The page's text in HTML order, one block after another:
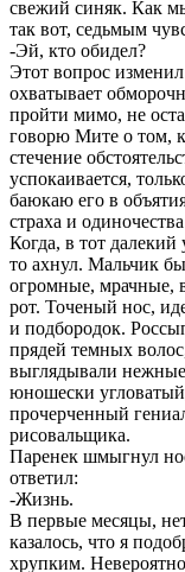
свежий синяк. Как
так вот, седьмым
-Эй, кто обидел?
Этот вопрос
охватывает
пройти мимо, не
говорю Мите о том,
стечение
успокаивается,
баюкаю его в
страха и
Когда, в тот далекий
то ахнул. Мальчик
огромные, мрачные,
рот. Точеный нос,
и подбородок.
прядей темных
выглядывали
юношески
прочерченный
рисовальщика.
Паренек шмыгнул
ответил:
-Жизнь.
В первые месяцы,
казалось, что я
хрупким.